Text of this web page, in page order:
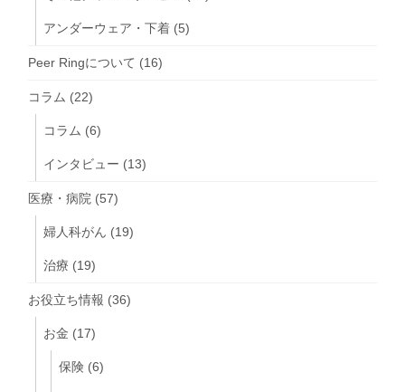
アンダーウェア・下着 (5)
Peer Ringについて (16)
コラム (22)
コラム (6)
インタビュー (13)
医療・病院 (57)
婦人科がん (19)
治療 (19)
お役立ち情報 (36)
お金 (17)
保険 (6)